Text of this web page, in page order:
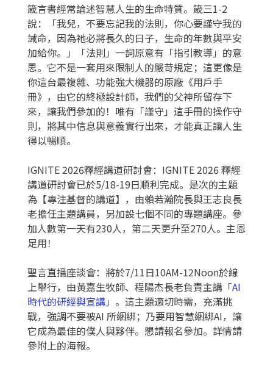
箴言書經常論述智慧人生的生命特質。箴三1-2
說：「我兒，不要忘記我的法則，你心要謹守我的
誡命，因為祂必將長久的日子，生命的年數與平安
加給你。」「法則」一詞原意有「指引教導」的意
思。它不是一套用來限制人的嚴苛規定；這更像是
你這台最複雜、功能強大機器的原廠《用戶手
冊》，由它的終極設計師，我們的父神所留存下
來，讓我們參加的！唯有「謹守」這手冊的操作守
則，將其中信息與意義實行出來，才能真正讓人生
得以暢順。
IGNITE 2026釋經講道研討會：IGNITE 2026 釋經
講道研討會已於5/18-19日順利完成。是次的主題
為【專注基督的講道】，由賴若瀚院長與王志良長
老擔任主題講員，另加設七個不同的專題講座。參
加人數第一天有230人，第二天更升至270人。主恩
足用！
聖言直播座談會：將於7/11日10AM-12Noon於線
上舉行，由黃嘉生牧師、程陽杰長老負責主講「AI
時代的研經與宣講」 。這主題適切時需，充滿挑
戰，強調不要被AI 所綑綁；乃要用智慧綑綁AI，讓
它成為最佳的僕人與夥伴。懇請報名參加。詳情請
參附上的海報。